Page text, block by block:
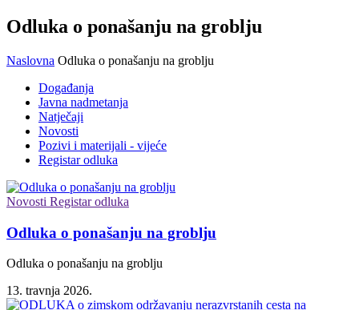
Odluka o ponašanju na groblju
Naslovna Odluka o ponašanju na groblju
Događanja
Javna nadmetanja
Natječaji
Novosti
Pozivi i materijali - vijeće
Registar odluka
Novosti Registar odluka
Odluka o ponašanju na groblju
Odluka o ponašanju na groblju
13. travnja 2026.